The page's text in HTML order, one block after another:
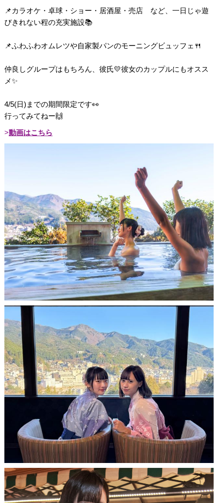
📌カラオケ・卓球・ショー・居酒屋・売店 など、一日じゃ遊
びきれない程の充実施設📚
📌ふわふわオムレツや自家製パンのモーニングビュッフェ🍴
仲良しグループはもちろん、彼氏💛彼女のカップルにもオスス
メ✨
4/5(日)までの期間限定です👀
行ってみてねー🙌
動画はこちら